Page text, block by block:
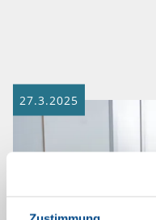
27.3.2025